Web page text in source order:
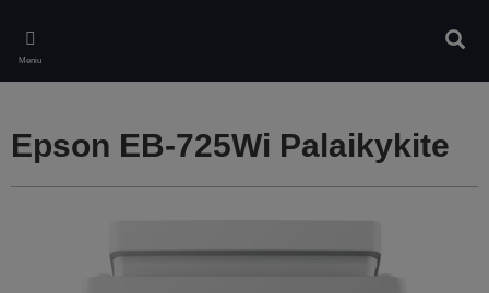
main
content
Meniu
Epson EB-725Wi Palaikykite